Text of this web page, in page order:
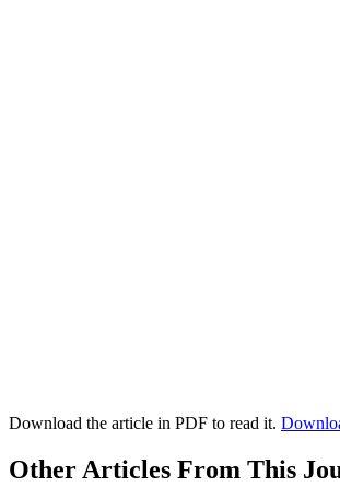
Download the article in PDF to read it.
Other Articles From This